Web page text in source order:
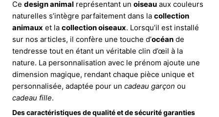
Ce design animal représentant un oiseau aux couleurs
naturelles s’intègre parfaitement dans la collection
animaux et la collection oiseaux. Lorsqu’il est installé
sur nos articles, il confère une touche d’océan de
tendresse tout en étant un véritable clin d’œil à la
nature. La personnalisation avec le prénom ajoute une
dimension magique, rendant chaque pièce unique et
personnalisée, adaptée pour un cadeau garçon ou
cadeau fille.
Des caractéristiques de qualité et de sécurité garanties